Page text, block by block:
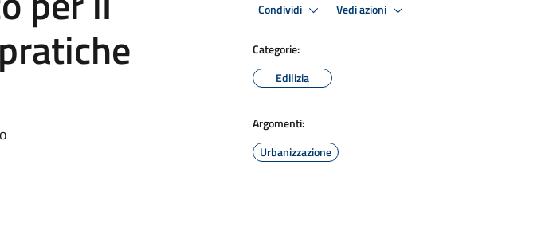
Condividi Vedi azioni
Categorie:
Edilizia
Argomenti:
Urbanizzazione